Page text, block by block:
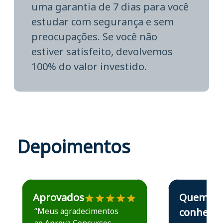
uma garantia de 7 dias para você
estudar com segurança e sem
preocupações. Se você não
estiver satisfeito, devolvemos
100% do valor investido.
Depoimentos
Estudante José recomenda o Aprova Concursos em
Aprovados
“Meus agradecimentos
Estudante Elais
Quem
conhece,